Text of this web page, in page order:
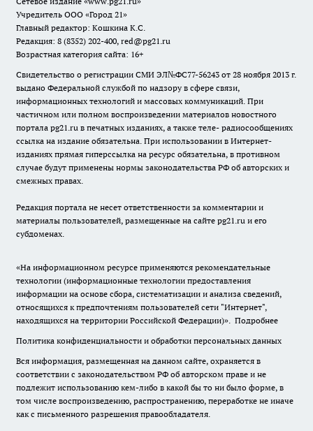
Учредитель ООО «Город 21»
Главный редактор: Кошкина К.С.
Редакция: 8 (8352) 202-400, red@pg21.ru
Возрастная категория сайта: 16+
Свидетельство о регистрации СМИ ЭЛ№ФС77-56243 от 28 ноября 2013 г.
выдано Федеральной службой по надзору в сфере связи,
информационных технологий и массовых коммуникаций. При
частичном или полном воспроизведении материалов новостного
портала pg21.ru в печатных изданиях, а также теле- радиосообщениях
ссылка на издание обязательна. При использовании в Интернет-
изданиях прямая гиперссылка на ресурс обязательна, в противном
случае будут применены нормы законодательства РФ об авторских и
смежных правах.
Редакция портала не несет ответственности за комментарии и
материалы пользователей, размещенные на сайте pg21.ru и его
субдоменах.
«На информационном ресурсе применяются рекомендательные
технологии (информационные технологии предоставления
информации на основе сбора, систематизации и анализа сведений,
относящихся к предпочтениям пользователей сети "Интернет",
находящихся на территории Российской Федерации)». Подробнее
Политика конфиденциальности и обработки персональных данных
Вся информация, размещенная на данном сайте, охраняется в
соответствии с законодательством РФ об авторском праве и не
подлежит использованию кем-либо в какой бы то ни было форме, в
том числе воспроизведению, распространению, переработке не иначе
как с письменного разрешения правообладателя.